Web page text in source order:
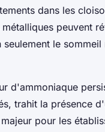
dans les
peuvent
le
d'ammoniaque
trahit la présence
pour les